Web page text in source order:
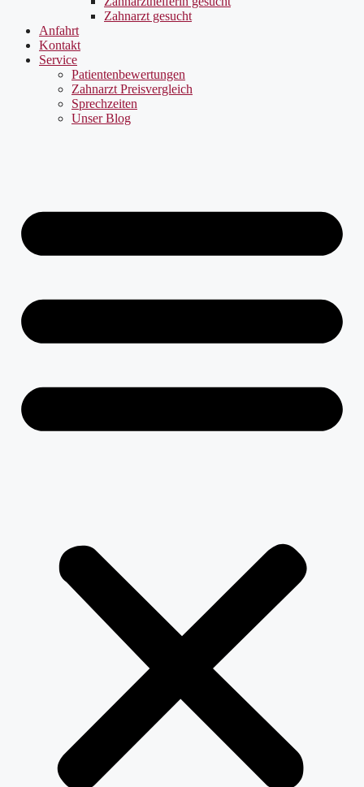
Zahnarzt gesucht
Anfahrt
Kontakt
Service
Patientenbewertungen
Zahnarzt Preisvergleich
Sprechzeiten
Unser Blog